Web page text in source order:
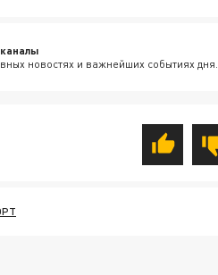
новостях и важнейших событиях дня.